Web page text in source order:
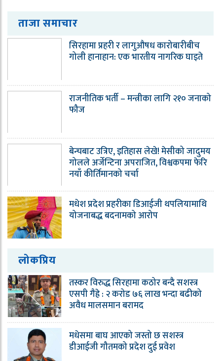
ताजा समाचार
सिरहामा प्रहरी र लागुऔषध कारोबारीबीच
गोली हानाहान: एक भारतीय नागरिक घाइते
राजनीतिक भर्ती – मन्त्रीका लागि २१० जनाको
फौज
बेन्चबाट उत्रिए, इतिहास लेखे! मेसीको जादुमय
गोलले अर्जेन्टिना अपराजित, विश्वकपमा फेरि
नयाँ कीर्तिमानको चर्चा
मधेश प्रदेश प्रहरीका डिआईजी थपलियामाथि
योजनाबद्ध बदनामको आरोप
लोकप्रिय
तस्कर विरुद्ध सिरहामा कठोर बन्दै सशस्त्र
एसपी गैह्रे : २ करोड ७६ लाख भन्दा बढीको
अवैध मालसमान बरामद
मधेसमा बाघ आएको जस्तो छ सशस्त्र
डीआईजी गौतमको प्रदेश दुई प्रवेश